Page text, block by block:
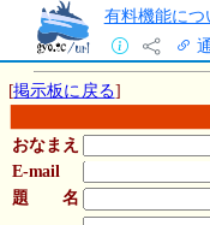
有料機能につ